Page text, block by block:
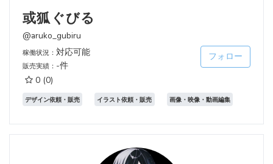
或狐ぐびる
@aruko_gubiru
稼働状況： 対応可能
販売実績： -件
0 (0)
フォロー
デザイン依頼・販売 イラスト依頼・販売 画像・映像・動画編集